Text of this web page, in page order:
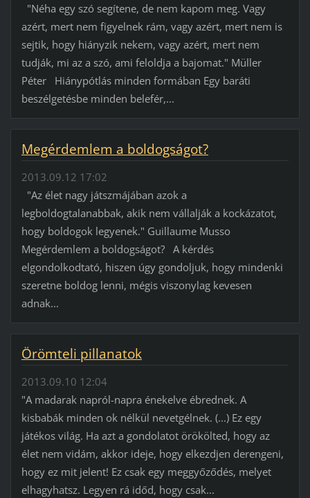
"Néha egy szó segítene, de nem kapom meg. Vagy
azért, mert nem figyelnek rám, vagy azért, mert nem is
sejtik, hogy hiányzik nekem, vagy azért, mert nem
tudják, mi az a szó, ami feloldja a bajomat." Müller
Péter Hiánypótlás minden formában Egy baráti
beszélgetésbe minden belefér,...
Megérdemlem a boldogságot?
2013.09.12 17:02
"Az élet nagy játszmájában azok a
legboldogtalanabbak, akik nem vállalják a kockázatot,
hogy boldogok legyenek." Guillaume Musso
Megérdemlem a boldogságot? A kérdés
elgondolkodtató, hiszen úgy gondoljuk, hogy mindenki
szeretne boldog lenni, mégis viszonylag kevesen
adnak...
Örömteli pillanatok
2013.09.10 12:04
"A madarak napról-napra énekelve ébrednek. A
kisbabák minden ok nélkül nevetgélnek. (...) Ez egy
játékos világ. Ha azt a gondolatot örökölted, hogy az
élet nem vidám, akkor ideje, hogy elkezdjen derengeni,
hogy ez mit jelent! Ez csak egy meggyőződés, melyet
elhagyhatsz. Legyen rá időd, hogy csak...